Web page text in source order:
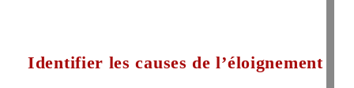
Identifier les causes de l’éloignement